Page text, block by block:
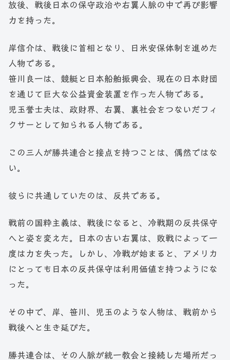
放後、戦後日本の保守政治や右翼人脈の中で再び影響
力を持った。
岸信介は、戦後に首相となり、日米安保体制を進めた
人物である。
笹川良一は、競艇と日本船舶振興会、現在の日本財団
を通じて巨大な公益資金装置を作った人物である。
児玉誉士夫は、政財界、右翼、裏社会をつないだフィ
クサーとして知られる人物である。
この三人が勝共連合と接点を持つことは、偶然ではな
い。
彼らに共通していたのは、反共である。
戦前の国粋主義は、戦後になると、冷戦期の反共保守
へと姿を変えた。日本の古い右翼は、敗戦によって一
度は力を失った。しかし、冷戦が始まると、アメリカ
にとっても日本の反共保守は利用価値を持つようにな
った。
その中で、岸、笹川、児玉のような人物は、戦前から
戦後へと生き延びた。
勝共連合は、その人脈が統一教会と接続した場所だっ